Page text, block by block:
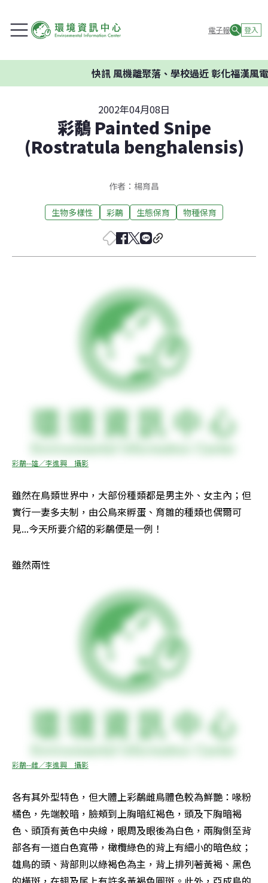
電子報 登入
快訊風機離聚落、學校過近 彰化福漢風電
2002年04月08日
彩鷸 Painted Snipe
(Rostratula benghalensis)
作者：楊育昌
生物多樣性 彩鷸 生態保育 物種保育
彩鷸--雄／李進興　攝影
雖然在鳥類世界中，大部份種類都是男主外、女主內；但
實行一妻多夫制，由公鳥來孵蛋、育雛的種類也偶爾可
見...今天所要介紹的彩鷸便是一例！
雖然兩性
彩鷸--雌／李進興　攝影
各有其外型特色，但大體上彩鷸雌鳥體色較為鮮艷：喙粉
橘色，先端較暗，臉頰到上胸暗紅褐色，頭及下胸暗褐
色、頭頂有黃色中央線，眼周及眼後為白色，兩胸側至背
部各有一道白色寬帶，橄欖綠色的背上有細小的暗色紋；
雄鳥的頭、背部則以綠褐色為主，背上排列著黃褐、黑色